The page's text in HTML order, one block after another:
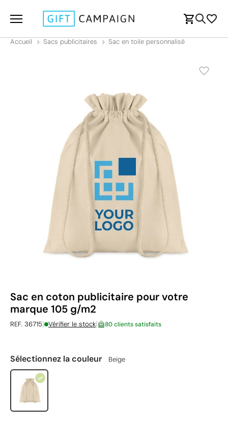
Accueil Sacs publicitaires Sac en toile personnalisé
Sac en coton publicitaire pour votre
marque 105 g/m2
REF. 36715| Vérifier le stock| 80 clients satisfaits
Sélectionnez la couleur Beige